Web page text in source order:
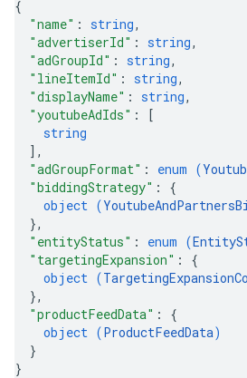
{
"name" : string,
"advertiserId" : string,
"adGroupId" : string,
"lineItemId" : string,
"displayName" : string,
"youtubeAdIds" :
[
string
] ,
"adGroupFormat" : enum (
"biddingStrategy" : {
object (
},
"entityStatus" : enum (
"targetingExpansion" : {
object (
},
"productFeedData" : {
object (ProductFeedData)
}
}